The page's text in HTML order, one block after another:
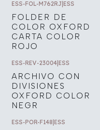
ESS-FOL-M762RJ ESS
FOLDER DE
COLOR OXFORD
CARTA COLOR
ROJO
ESS-REV-23004 ESS
ARCHIVO CON
DIVISIONES
OXFORD COLOR
NEGR
ESS-POR-F148 ESS